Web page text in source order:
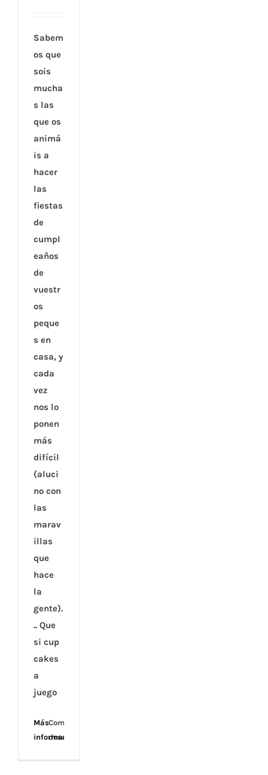
Sabem
os que
sois
mucha
s las
que os
animá
is a
hacer
las
fiestas
de
cumpl
eaños
de
vuestr
os
peque
s en
casa, y
cada
vez
nos lo
ponen
más
difícil
(aluci
no con
las
marav
illas
que
hace
la
gente).
.. Que
si cup
cakes
a
juego
Más
información
Comentarios
desactivados